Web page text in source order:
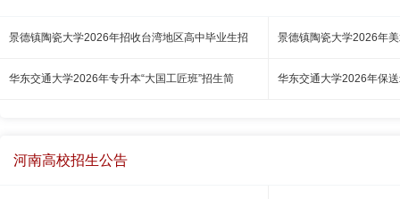
景德镇陶瓷大学2026年招收台湾地区高中毕业生招 景德镇陶瓷大学2026年
华东交通大学2026年专升本“大国工匠班”招生简 华东交通大学2026年保
河南高校招生公告